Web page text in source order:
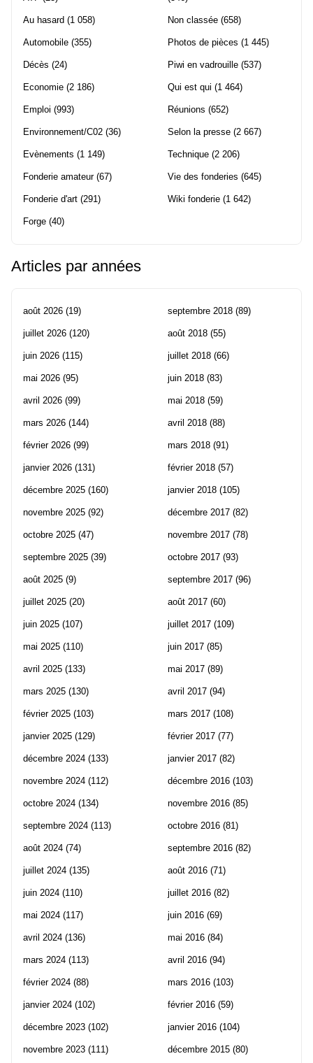
Au hasard (1 058)
Automobile (355)
Décès (24)
Economie (2 186)
Emploi (993)
Environnement/C02 (36)
Evènements (1 149)
Fonderie amateur(67)
Fonderie d'art (291)
Forge (40)
Non classée (658)
Photos de pièces (1 445)
Piwi en vadrouille (537)
Qui est qui (1 464)
Réunions (652)
Selon la presse (2 667)
Technique (2 206)
Vie des fonderies (645)
Wiki fonderie (1 642)
Articles par années
août 2026 (19)
juillet 2026 (120)
juin 2026 (115)
mai 2026 (95)
avril 2026 (99)
mars 2026 (144)
février 2026 (99)
janvier 2026 (131)
décembre 2025 (160)
novembre 2025 (92)
octobre 2025 (47)
septembre 2025 (39)
août 2025 (9)
juillet 2025 (20)
juin 2025 (107)
mai 2025 (110)
avril 2025 (133)
mars 2025 (130)
février 2025 (103)
janvier 2025 (129)
décembre 2024 (133)
novembre 2024 (112)
octobre 2024 (134)
septembre 2024 (113)
août 2024 (74)
juillet 2024 (135)
juin 2024 (110)
mai 2024 (117)
avril 2024 (136)
mars 2024 (113)
février 2024 (88)
janvier 2024 (102)
décembre 2023 (102)
novembre 2023 (111)
septembre 2018 (89)
août 2018 (55)
juillet 2018 (66)
juin 2018 (83)
mai 2018 (59)
avril 2018 (88)
mars 2018 (91)
février 2018 (57)
janvier 2018 (105)
décembre 2017 (82)
novembre 2017 (78)
octobre 2017 (93)
septembre 2017 (96)
août 2017 (60)
juillet 2017 (109)
juin 2017 (85)
mai 2017 (89)
avril 2017 (94)
mars 2017 (108)
février 2017 (77)
janvier 2017 (82)
décembre 2016 (103)
novembre 2016 (85)
octobre 2016 (81)
septembre 2016 (82)
août 2016 (71)
juillet 2016 (82)
juin 2016 (69)
mai 2016 (84)
avril 2016 (94)
mars 2016 (103)
février 2016 (59)
janvier 2016 (104)
décembre 2015 (80)